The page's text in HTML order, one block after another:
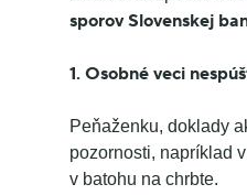
sporov Slovenskej
1. Osobné veci
Peňaženku, doklady
pozornosti, napríklad
v batohu na chrbte.